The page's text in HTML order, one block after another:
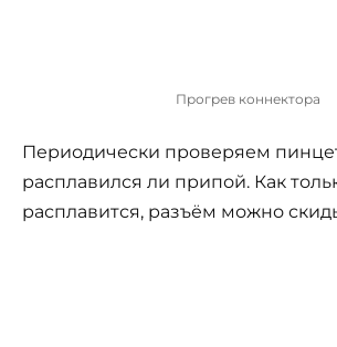
Прогрев коннектора
Периодически проверяем
расплавился ли припой. Как
расплавится, разъём можно